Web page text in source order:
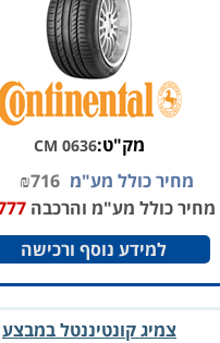
מק"ט:CM 0636
מחיר כולל מע"מ ₪716
מחיר כולל מע"מ והרכבה
₪777
למידע נוסף ורכישה
צמיג קונטיננטל במבצע